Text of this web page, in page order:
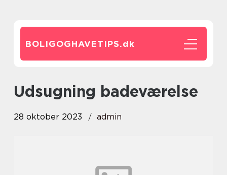
BOLIGOGHAVETIPS.dk
udsugning badeværelse
28 oktober 2023 admin